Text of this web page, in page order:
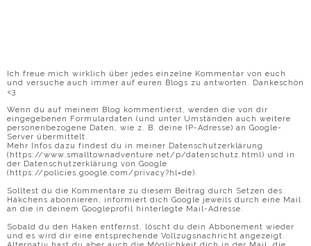
Ich freue mich wirklich über jedes einzelne Kommentar von euch
und versuche auch immer auf euren Blogs zu antworten. Dankeschön
<3
Wenn du auf meinem Blog kommentierst, werden die von dir
eingegebenen Formulardaten (und unter Umständen auch weitere
personenbezogene Daten, wie z. B. deine IP-Adresse) an Google-
Server übermittelt.
Mehr Infos dazu findest du in meiner Datenschutzerklärung
(https://www.smalltownadventure.net/p/datenschutz.html) und in
der Datenschutzerklärung von Google
(https://policies.google.com/privacy?hl=de).
Solltest du die Kommentare zu diesem Beitrag durch Setzen des
Häkchens abonnieren, informiert dich Google jeweils durch eine Mail
an die in deinem Googleprofil hinterlegte Mail-Adresse.
Sobald du den Haken entfernst, löscht du dein Abbonement wieder
und es wird dir eine entsprechende Vollzugsnachricht angezeigt.